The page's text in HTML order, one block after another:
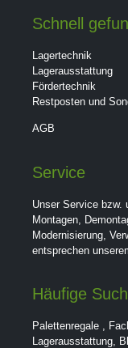
Schnell
Lagertechnik
Lagerausstattung
Fördertechnik
Restposten und
AGB
Service
Unser Service bzw.
Montagen,
Modernisierung,
entsprechen
Häufige
Palettenregale ,
Lagerausstattung,